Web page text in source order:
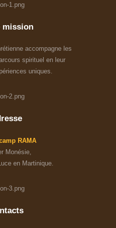
mission
accompagne les
spirituel en leur
uniques.
RAMA
Monésie,
en Martinique.